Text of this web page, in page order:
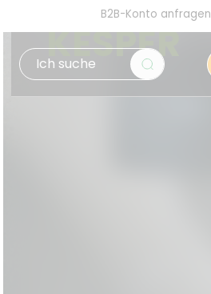
B2B-Konto anfragen
KESPER